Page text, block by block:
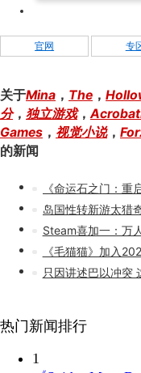
官网 专
关于Mina ， The ，
分， 独立游戏，
Games ， 视觉小说，
的新闻
Steam喜加一：万
《毛猫猫》加入
只因讲述巴以冲突
热门新闻排行
1